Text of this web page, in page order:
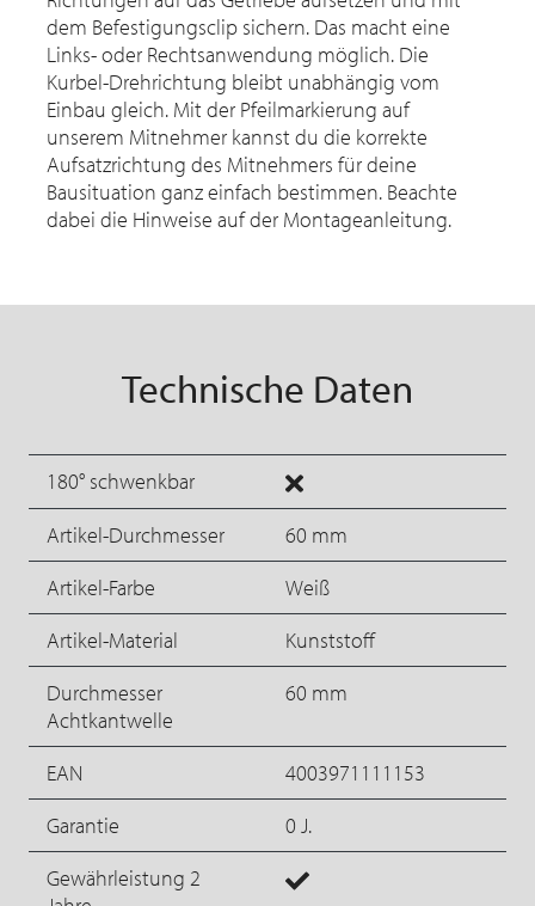
dem Befestigungsclip sichern. Das macht eine
Links- oder Rechtsanwendung möglich. Die
Kurbel-Drehrichtung bleibt unabhängig vom
Einbau gleich. Mit der Pfeilmarkierung auf
unserem Mitnehmer kannst du die korrekte
Aufsatzrichtung des Mitnehmers für deine
Bausituation ganz einfach bestimmen. Beachte
dabei die Hinweise auf der Montageanleitung.
Technische Daten
180° schwenkbar
Artikel-Durchmesser
60 mm
Artikel-Farbe
Weiß
Artikel-Material
Kunststoff
Durchmesser
Achtkantwelle
60 mm
EAN
4003971111153
Garantie
0 J.
Gewährleistung 2